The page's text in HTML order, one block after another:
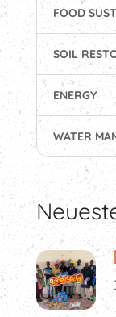
FOOD
SOIL
ENERGY
WATER